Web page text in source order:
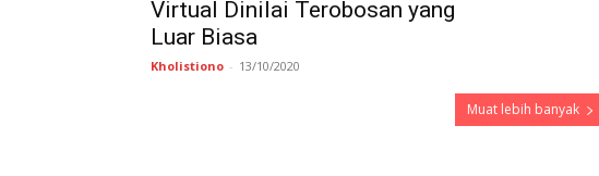
Virtual Dinilai Terobosan yang
Luar Biasa
Kholistiono - 13/10/2020
Muat lebih banyak